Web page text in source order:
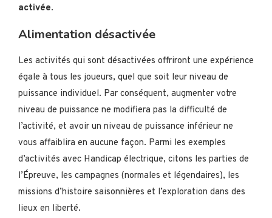
activée.
Alimentation désactivée
Les activités qui sont désactivées offriront une expérience
égale à tous les joueurs, quel que soit leur niveau de
puissance individuel. Par conséquent, augmenter votre
niveau de puissance ne modifiera pas la difficulté de
l’activité, et avoir un niveau de puissance inférieur ne
vous affaiblira en aucune façon. Parmi les exemples
d’activités avec Handicap électrique, citons les parties de
l’Épreuve, les campagnes (normales et légendaires), les
missions d’histoire saisonnières et l’exploration dans des
lieux en liberté.